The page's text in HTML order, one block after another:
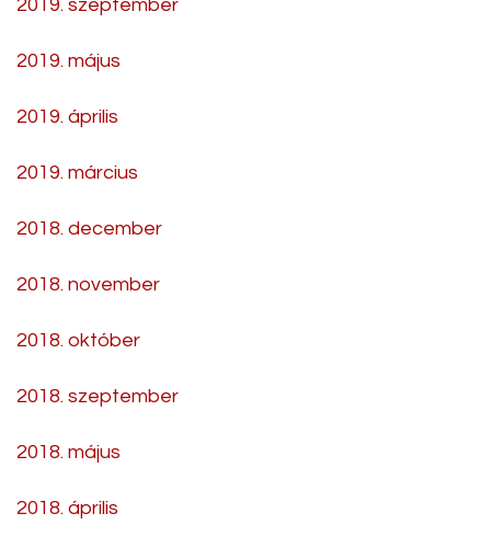
2019. szeptember
2019. május
2019. április
2019. március
2018. december
2018. november
2018. október
2018. szeptember
2018. május
2018. április